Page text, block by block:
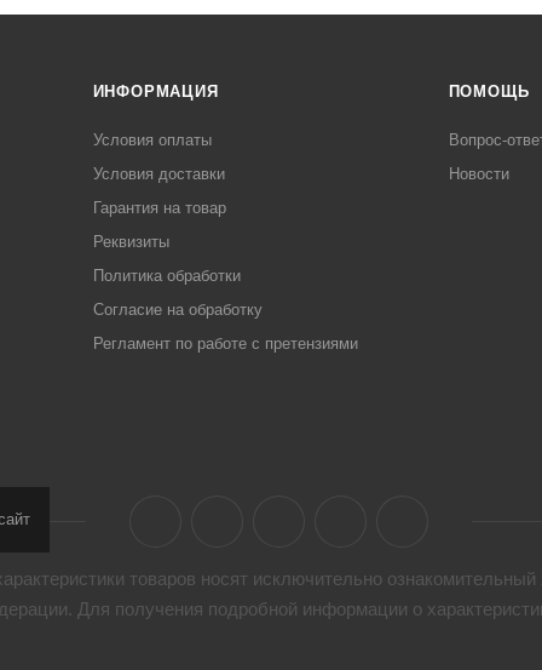
ИНФОРМАЦИЯ
Условия оплаты
Условия доставки
Гарантия на товар
Реквизиты
Политика обработки
Согласие на обработку
Регламент по работе с претензиями
ПОМОЩЬ
Вопрос-
Новости
товaров носят исключительно
Для получения подробной информации о